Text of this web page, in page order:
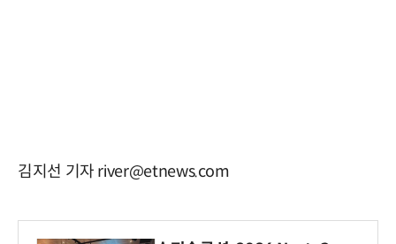
김지선 기자 river@etnews.com